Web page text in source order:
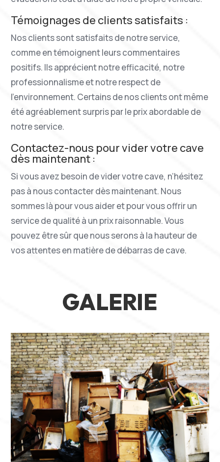
Témoignages de clients satisfaits :
Nos clients sont satisfaits de notre service,
comme en témoignent leurs commentaires
positifs. Ils apprécient notre efficacité, notre
professionnalisme et notre respect de
l’environnement. Certains de nos clients ont même
été agréablement surpris par le prix abordable de
notre service.
Contactez-nous pour vider votre cave
dès maintenant :
Si vous avez besoin de vider votre cave, n’hésitez
pas à nous contacter dès maintenant. Nous
sommes là pour vous aider et pour vous offrir un
service de qualité à un prix raisonnable. Vous
pouvez être sûr que nous serons à la hauteur de
vos attentes en matière de débarras de cave.
GALERIE